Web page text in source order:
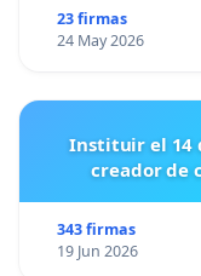
23 firmas
24 May 2026
Instituir el 14
creador de
343 firmas
19 Jun 2026